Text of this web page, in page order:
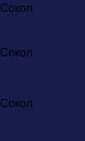
Сокол
Сокол
Сокол